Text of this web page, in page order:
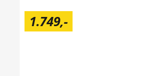
1.749,-